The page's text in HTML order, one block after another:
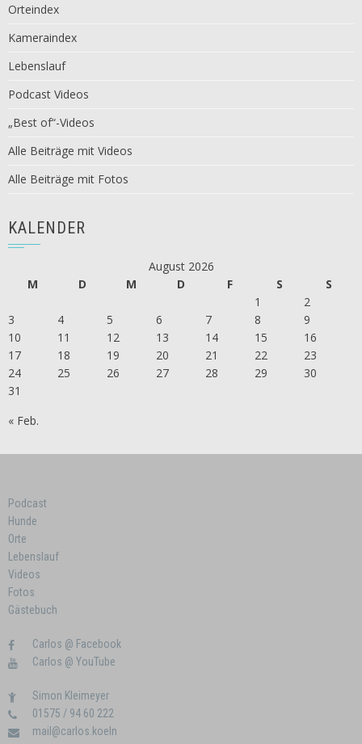
Orteindex
Kameraindex
Lebenslauf
Podcast Videos
„Best of“-Videos
Alle Beiträge mit Videos
Alle Beiträge mit Fotos
KALENDER
August 2026
M
D M D F S
S
1
2
3
4 5 6 7 8
9
10
11 12 13 14 15
16
17
18 19 20 21 22
23
24
25 26 27 28 29
30
31
« Feb.
Podcast
Hunde
Orte
Lebenslauf
Videos
Fotos
Gästebuch
Carlos @ Facebook
Carlos @ YouTube
Simon Kleimeyer
01575 / 94 60 222
mail@carlos.koeln